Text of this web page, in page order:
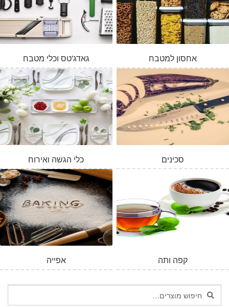
גאדג'טס וכלי מטבח אחסון למטבח
כלי הגשה ואירוח סכינים
אפייה קפה ותה
חיפוש
עבור:
חיפוש